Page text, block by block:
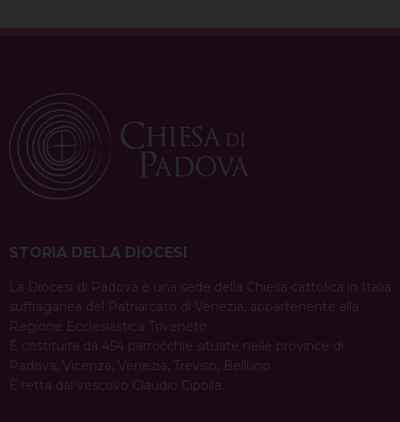
STORIA DELLA DIOCESI
La Diocesi di Padova è una sede della Chiesa cattolica in Italia
suffraganea del Patriarcato di Venezia, appartenente alla
Regione Ecclesiastica Triveneto.
È costituita da 454 parrocchie situate nelle province di
Padova, Vicenza, Venezia, Treviso, Belluno.
È retta dal vescovo Claudio Cipolla.